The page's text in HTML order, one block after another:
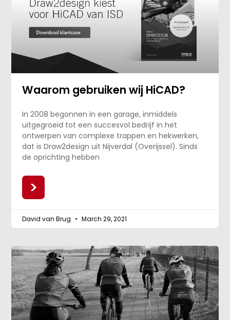
Waarom gebruiken wij HiCAD?
In 2008 begonnen in een garage, inmiddels
uitgegroeid tot een succesvol bedrijf in het
ontwerpen van complexe trappen en hekwerken,
dat is Draw2design uit Nijverdal (Overijssel). Sinds
de oprichting hebben
>
David van Brug March 29, 2021